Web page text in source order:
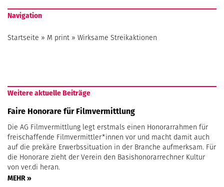
Navigation
Startseite » M print » Wirksame Streikaktionen
Weitere aktuelle Beiträge
Faire Honorare für Filmvermittlung
Die AG Filmvermittlung legt erstmals einen Honorarrahmen für
freischaffende Filmvermittler*innen vor und macht damit auch
auf die prekäre Erwerbssituation in der Branche aufmerksam. Für
die Honorare zieht der Verein den Basishonorarrechner Kultur
von ver.di heran.
MEHR »